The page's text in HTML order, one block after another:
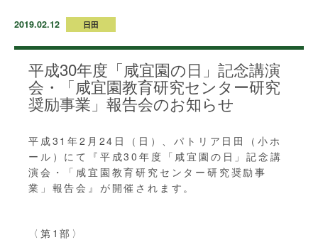
2019.02.12 日田
平成30年度「咸宜園の日」記念講演
会・「咸宜園教育研究センター研究
奨励事業」報告会のお知らせ
平成31年2月24日（日）、パトリア日田（小ホ
ール）にて『平成30年度「咸宜園の日」記念講
演会・「咸宜園教育研究センター研究奨励事
業」報告会』が開催されます。
〈第1部〉